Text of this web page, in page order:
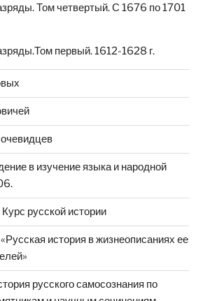
Том четвертый. С 1676 по 1701
первый. 1612-1628 г.
в изучение языка и народной
русской истории
история в жизнеописаниях ее
русского самосознания по